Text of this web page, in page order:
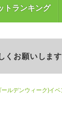
トランキング
お願いします
ルデンウィーク)イ